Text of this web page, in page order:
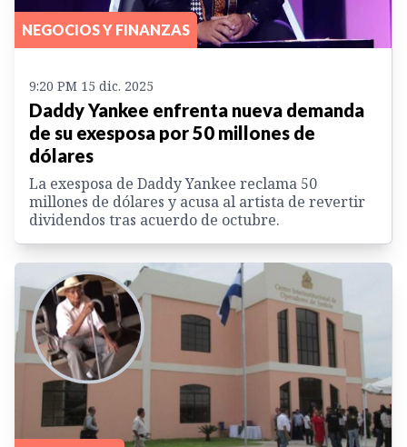
NEGOCIOS Y FINANZAS
9:20 PM 15 dic. 2025
Daddy Yankee enfrenta nueva demanda
de su exesposa por 50 millones de
dólares
La exesposa de Daddy Yankee reclama 50
millones de dólares y acusa al artista de revertir
dividendos tras acuerdo de octubre.